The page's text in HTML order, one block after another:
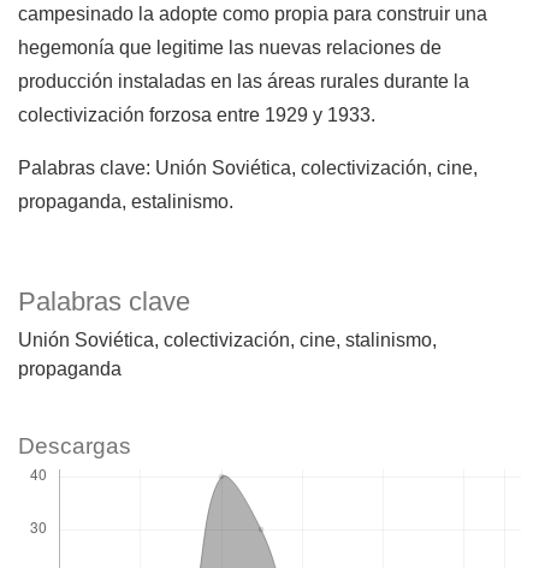
Palabras clave
Unión Soviética colectivización cine stalinismo
propaganda
campesinado la adopte como propia para construir una
hegemonía que legitime las nuevas relaciones de
producción instaladas en las áreas rurales durante la
colectivización forzosa entre 1929 y 1933.
Palabras clave: Unión Soviética, colectivización, cine,
propaganda, estalinismo.
Descargas